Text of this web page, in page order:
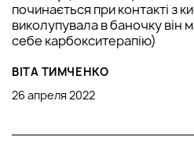
починається при контакті з
виколупувала в баночку він
себе карбокситерапію)
ВІТА ТИМЧЕНКО
26 апреля 2022